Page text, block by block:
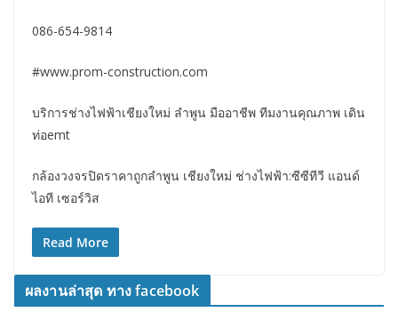
086-654-9814
#www.prom-construction.com
บริการช่างไฟฟ้าเชียงใหม่ ลำพูน มืออาชีพ ทีมงานคุณภาพ เดิน
ท่อemt
กล้องวงจรปิดราคาถูกลำพูน เชียงใหม่ ช่างไฟฟ้า:ซีซีทีวี แอนด์
ไอที เซอร์วิส
Read More
ผลงานล่าสุด ทาง facebook